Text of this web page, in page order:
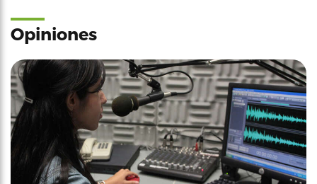
Opiniones